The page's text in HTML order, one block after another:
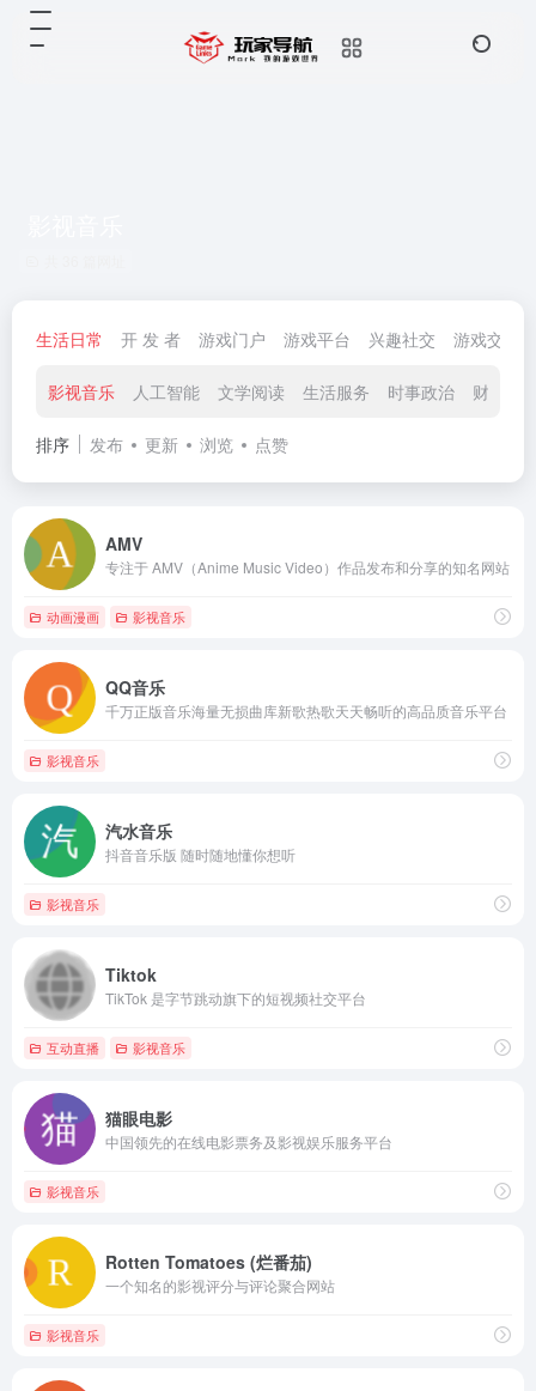
生活日常 开 发 者 游戏门户 游戏平台 兴趣社交 游戏交易
影视音乐 人工智能 文学阅读 生活服务 时事政治 财政经
排序 发布 更新 浏览 点赞
AMV
专注于 AMV（Anime Music Video）作品发布和分享的知名网站
动画漫画 影视音乐
QQ音乐
千万正版音乐海量无损曲库新歌热歌天天畅听的高品质音乐平台
影视音乐
汽水音乐
抖音音乐版 随时随地懂你想听
影视音乐
Tiktok
TikTok 是字节跳动旗下的短视频社交平台
互动直播 影视音乐
猫眼电影
中国领先的在线电影票务及影视娱乐服务平台
影视音乐
Rotten Tomatoes (烂番茄)
一个知名的影视评分与评论聚合网站
影视音乐